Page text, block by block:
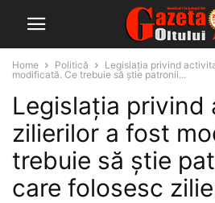
Home Politică
Legislația privind
modificată. Ce trebuie să știe patronii...
Legislația privind
zilierilor a fost
trebuie să știe
care folosesc